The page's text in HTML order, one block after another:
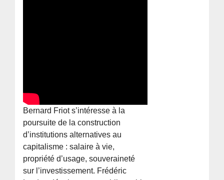
Bernard Friot s’intéresse à la
poursuite de la construction
d’institutions alternatives au
capitalisme : salaire à vie,
propriété d’usage, souveraineté
sur l’investissement. Frédéric